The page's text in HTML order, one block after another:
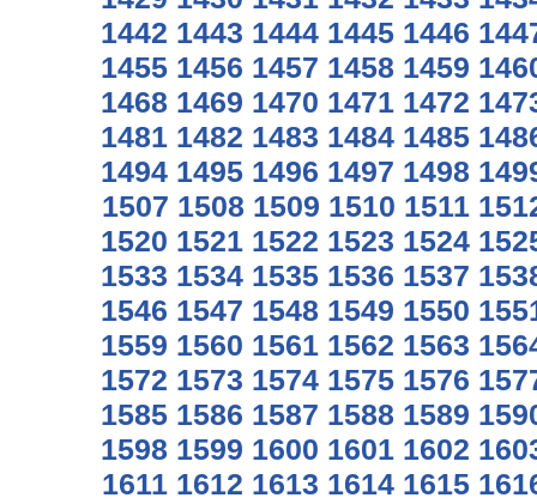
1442 1443 1444 1445 1446
1455 1456 1457 1458 1459
1468 1469 1470 1471 1472
1481 1482 1483 1484 1485
1494 1495 1496 1497 1498
1507 1508 1509 1510 1511
1520 1521 1522 1523 1524
1533 1534 1535 1536 1537
1546 1547 1548 1549 1550
1559 1560 1561 1562 1563
1572 1573 1574 1575 1576
1585 1586 1587 1588 1589
1598 1599 1600 1601 1602
1611 1612 1613 1614 1615